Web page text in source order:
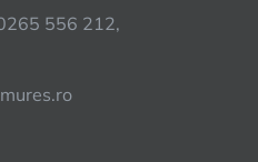
556 212,